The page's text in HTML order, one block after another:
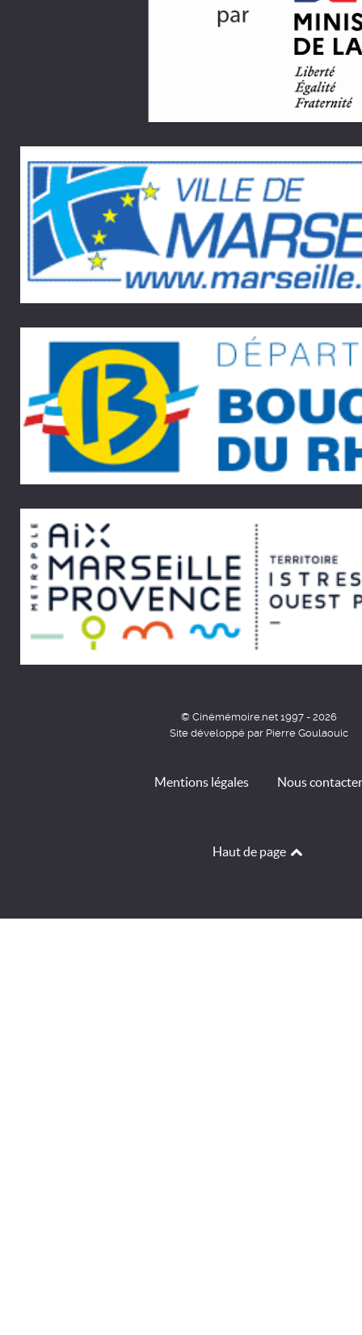
© Cinémémoire.net 1997 - 2026
Site développé par Pierre Goulaouic
Mentions légales Nous contacter
Haut de page